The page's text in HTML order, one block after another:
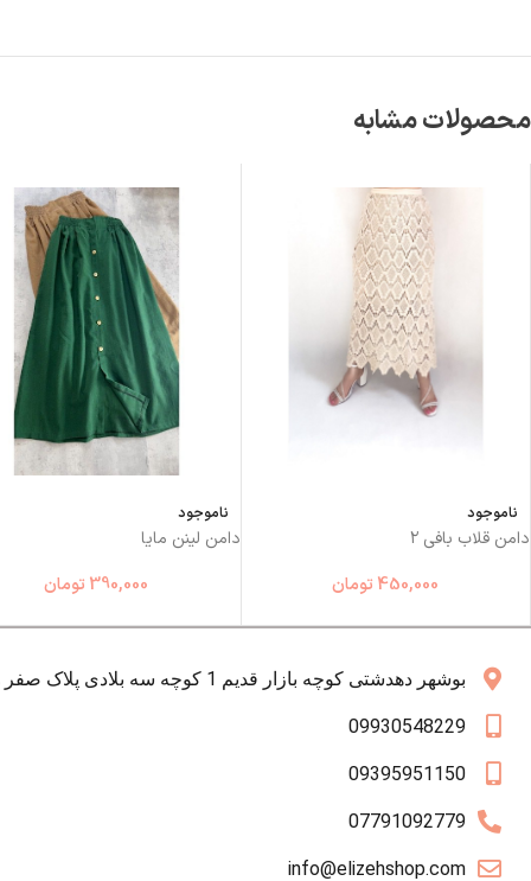
محصولات مشابه
ناموجود
دامن قلاب بافی ۲
450,000 تومان
ناموجود
دامن لینن مایا
390,000 تومان
بوشهر دهدشتی کوچه بازار قدیم 1 کوچه سه بلادی پلاک صفر همکف
09930548229
09395951150
07791092779
info@elizehshop.com